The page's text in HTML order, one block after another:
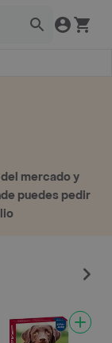
mercado y
puedes pedir